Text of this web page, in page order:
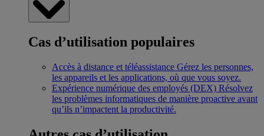
Cas d’utilisation populaires
Accès à distance et téléassistance Gérez les personnes,
les appareils et les applications, où que vous soyez.
Expérience numérique des employés (DEX) Résolvez
les problèmes informatiques de manière proactive avant
qu’ils n’impactent la productivité.